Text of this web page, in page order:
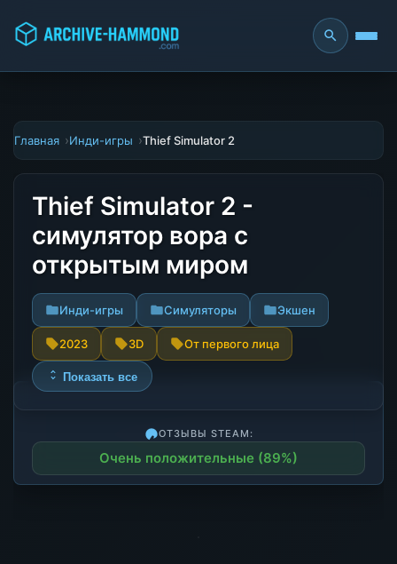
Главная Инди-игры Thief Simulator 2
Thief Simulator 2 -
симулятор вора с
открытым миром
Инди-игры Симуляторы Экшен
2023 3D От первого лица
Показать все
ОТЗЫВЫ STEAM:
Очень положительные (89%)